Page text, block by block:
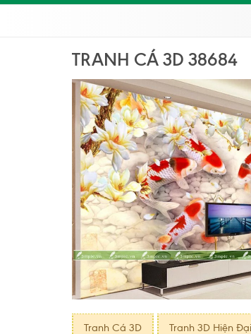
TRANH CÁ 3D 38684
Tranh Cá 3D Tranh 3D Hiện Đại